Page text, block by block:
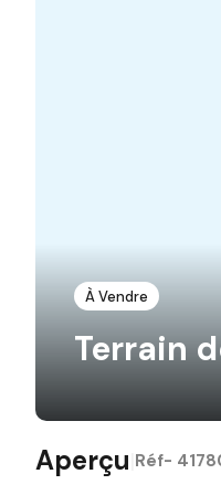
À Vendre
Terrain
Aperçu Réf-